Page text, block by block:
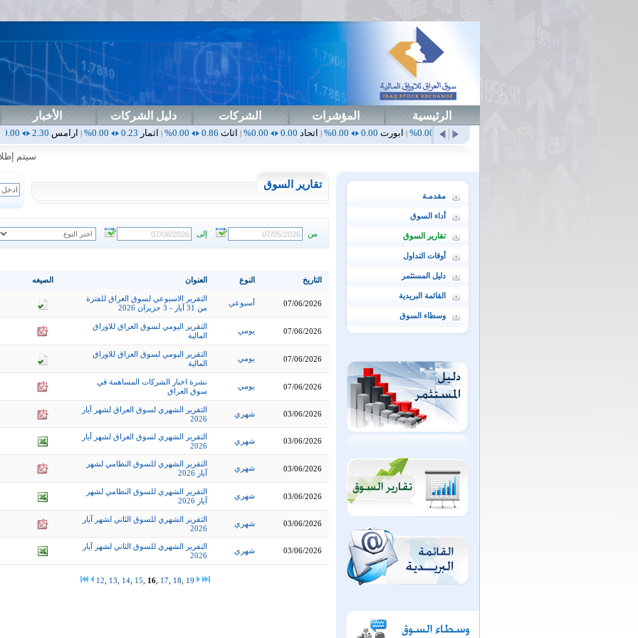
الرئيسية المؤشرات الشركات دليل الشركات الأخبار
|ابورت 0.00
0.00%
|اتحاد0.00
0.00%
|اثاث0.86
|اثمار0.23
0.00%
|ارامس2.30
|اربيل
سيتم إطلاق
مقدمـة
أداء السوق
تقارير السوق
أوقات التداول
دليل المستثمر
القائمة البريدية
وسطاء السوق
تقارير السوق
من إلى
الصيغه العنوان النوع التاريخ
التقرير الاسبوعي لسوق العراق للفترة
من 31 آيار - 3 حزيران 2026
أسبوعي 07/06/2026
التقرير اليومي لسوق العراق للاوراق
المالية
يومي 07/06/2026
التقرير اليومي لسوق العراق للاوراق
المالية
يومي 07/06/2026
نشرة اخبار الشركات المساهمة في
سوق العراق
يومي 07/06/2026
التقرير الشهري لسوق العراق لشهر آيار
2026
شهري 03/06/2026
التقرير الشهري لسوق العراق لشهر آيار
2026
شهري 03/06/2026
التقرير الشهري للسوق النظامي لشهر
آيار 2026
شهري 03/06/2026
التقرير الشهري للسوق النظامي لشهر
آيار 2026
شهري 03/06/2026
التقرير الشهري للسوق الثاني لشهر آيار
2026
شهري 03/06/2026
التقرير الشهري للسوق الثاني لشهر آيار
2026
شهري 03/06/2026
12 13 14 15 16 17 18 19